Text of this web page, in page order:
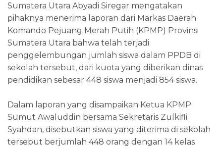
Sumatera Utara Abyadi Siregar mengatakan
pihaknya menerima laporan dari Markas Daerah
Komando Pejuang Merah Putih (KPMP) Provinsi
Sumatera Utara bahwa telah terjadi
penggelembungan jumlah siswa dalam PPDB di
sekolah tersebut, dari kuota yang diberikan dinas
pendidikan sebesar 448 siswa menjadi 854 siswa.
Dalam laporan yang disampaikan Ketua KPMP
Sumut Awaluddin bersama Sekretaris Zulkifli
Syahdan, disebutkan siswa yang diterima di sekolah
tersebut berjumlah 448 orang dengan 14 kelas